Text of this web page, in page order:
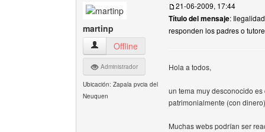
martinp
martinp Ver perfil del usuario
Offline
Administrador
Ubicación: Zapala pvcia del
Neuquen
21-06-2009, 17:44
Título del mensaje:
responden los padres o
Hola a todos,
un tema muy desconocido
patrimonialmente (con
Muchas webs podrían ser